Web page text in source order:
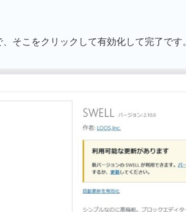
そこをクリックして有効化して完了です。